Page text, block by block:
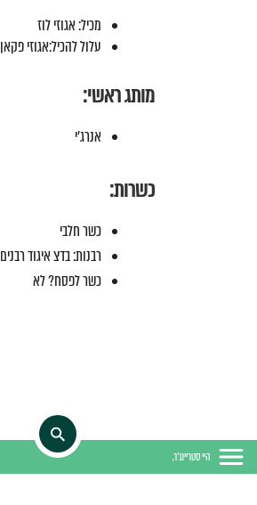
מכיל: אגוזי לוז
עלול להכיל:אגוזי פקאן
מותג ראשי:
אנרג'י
כשרות:
כשר חלבי
רבנות: בדצ איגוד רבנים
כשר לפסח? לא
היי סטריינג'ר,